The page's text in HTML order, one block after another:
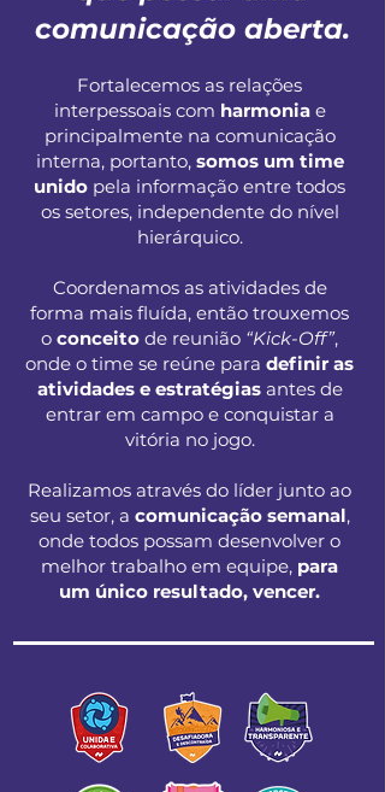
comunicação aberta.
Fortalecemos as relações
interpessoais com harmoniae
principalmente na comunicação
interna, portanto,somos um time
unido pela informação entre todos
os setores, independente do nível
hierárquico.
Coordenamos as atividades de
forma mais fluída, então trouxemos
o conceito de reunião “Kick-Off”,
onde o time se reúne para definir as
atividades e estratégiasantes de
entrar em campo e conquistar a
vitória no jogo.
Realizamos através do líder junto ao
seu setor, a comunicação semanal,
onde todos possam desenvolver o
melhor trabalho em equipe, para
um único resultado, vencer.